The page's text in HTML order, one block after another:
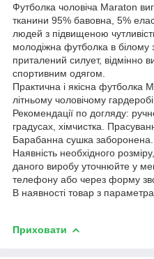
Футболка чоловіча Maraton
тканини 95% бавовна, 5%
людей з підвищеною
молодіжна футболка в білому
приталений силует, відмінно
спортивним одягом.
Практична і якісна футболка
літньому чоловічому гардеробі.
Рекомендації по догляду:
градусах, хімчистка.
Барабанна сушка заборонена.
Наявність необхідного
даного виробу уточнюйте у
телефону або через форму
В наявності товар з
Приховати